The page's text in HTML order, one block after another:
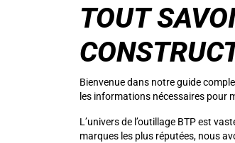
TOUT
Bienvenue dans notre guide
les informations nécessaires pour
L’univers de l’outillage BTP est
marques les plus réputées, nous